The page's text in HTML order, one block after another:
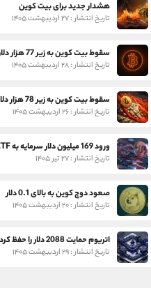
هشدار جدید برای بیت کوین
تاریخ انتشار : ۲۷ اردیبهشت ۱۴۰۵
سقوط بیت کوین به زیر 77 هزار دلار
تاریخ انتشار : ۲۸ اردیبهشت ۱۴۰۵
سقوط بیت کوین به زیر 78 هزار دلار
تاریخ انتشار : ۲۶ اردیبهشت ۱۴۰۵
تاریخ انتشار : ۲۷ تیر ۱۴۰۵
صعود دوج کوین به بالای 0.1 دلار
تاریخ انتشار : ۲۰ اردیبهشت ۱۴۰۵
اتریوم حمایت 2088 دلار را حفظ کرد
تاریخ انتشار : ۲۹ اردیبهشت ۱۴۰۵